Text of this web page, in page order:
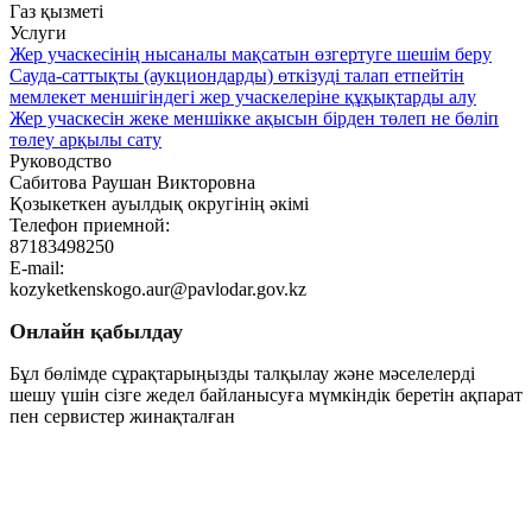
Газ қызметі
Услуги
Жер учаскесінің нысаналы мақсатын өзгертуге шешім беру
Сауда-саттықты (аукциондарды) өткізуді талап етпейтін
мемлекет меншігіндегі жер учаскелеріне құқықтарды алу
Жер учаскесін жеке меншікке ақысын бірден төлеп не бөліп
төлеу арқылы сату
Руководство
Сабитова Раушан Викторовна
Қозыкеткен ауылдық округінің әкімі
Телефон приемной:
87183498250
E-mail:
kozyketkenskogo.aur@pavlodar.gov.kz
Онлайн қабылдау
Бұл бөлімде сұрақтарыңызды талқылау және мәселелерді
шешу үшін сізге жедел байланысуға мүмкіндік беретін ақпарат
пен сервистер жинақталған